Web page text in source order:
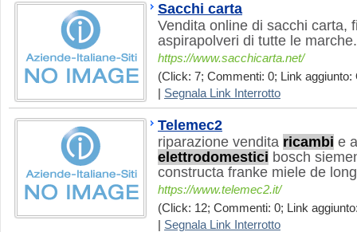
Sacchi carta
Vendita online di sacchi carta,
aspirapolveri di tutte le marche.
https://www.sacchicarta.net/
(Click: 7; Commenti: 0; Link aggiunto:
Segnala Link Interrotto
Telemec2
riparazione vendita ricambi e
elettrodomestici bosch
constructa franke miele de
https://www.telemec2.it/
(Click: 12; Commenti: 0; Link
Segnala Link Interrotto